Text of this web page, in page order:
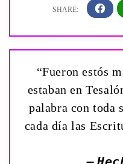
“Fueron estós
estaban en
palabra con toda
cada día las